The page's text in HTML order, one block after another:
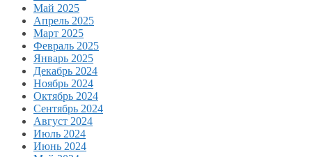
Май 2025
Апрель 2025
Март 2025
Февраль 2025
Январь 2025
Декабрь 2024
Ноябрь 2024
Октябрь 2024
Сентябрь 2024
Август 2024
Июль 2024
Июнь 2024